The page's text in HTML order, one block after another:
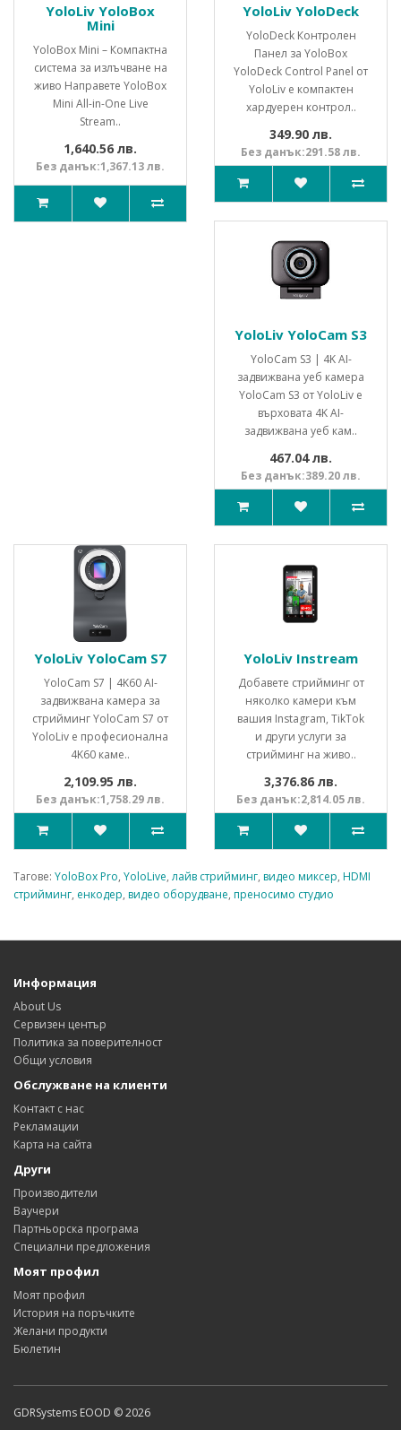
YoloLiv YoloBox
Mini
YoloBox Mini – Компактна
система за излъчване на
живо Направете YoloBox
Mini All-in-One Live
Stream..
1,640.56 лв.
Без данък:1,367.13 лв.
YoloLiv YoloDeck
YoloDeck Контролен
Панел за YoloBox
YoloDeck Control Panel от
YoloLiv е компактен
хардуерен контрол..
349.90 лв.
Без данък:291.58 лв.
YoloLiv YoloCam S3
YoloCam S3 | 4K AI-
задвижвана уеб камера
YoloCam S3 от YoloLiv е
върховата 4K AI-
задвижвана уеб кам..
467.04 лв.
Без данък:389.20 лв.
YoloLiv YoloCam S7
YoloCam S7 | 4K60 AI-
задвижвана камера за
стрийминг YoloCam S7 от
YoloLiv е професионална
4K60 каме..
2,109.95 лв.
Без данък:1,758.29 лв.
YoloLiv Instream
Добавете стрийминг от
няколко камери към
вашия Instagram, TikTok
и други услуги за
стрийминг на живо..
3,376.86 лв.
Без данък:2,814.05 лв.
Тагове: YoloBox Pro, YoloLive, лайв стрийминг, видео миксер, HDMI
стрийминг, енкодер, видео оборудване, преносимо студио
Информация
About Us
Сервизен център
Политика за поверителност
Общи условия
Обслужване на клиенти
Контакт с нас
Рекламации
Карта на сайта
Други
Производители
Ваучери
Партньорска програма
Специални предложения
Моят профил
Моят профил
История на поръчките
Желани продукти
Бюлетин
GDRSystems EOOD © 2026